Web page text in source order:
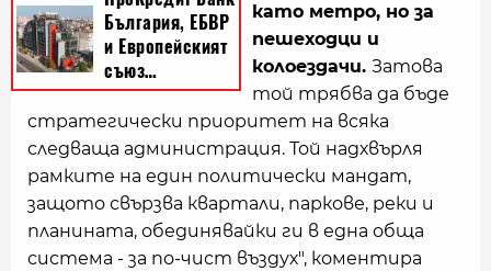
като метро, но за
пешеходци и
колоездачи. Затова
той трябва да бъде
стратегически приоритет на всяка
следваща администрация. Той надхвърля
рамките на един политически мандат,
защото свързва квартали, паркове, реки и
планината, обединявайки ги в една обща
система - за по-чист въздух", коментира